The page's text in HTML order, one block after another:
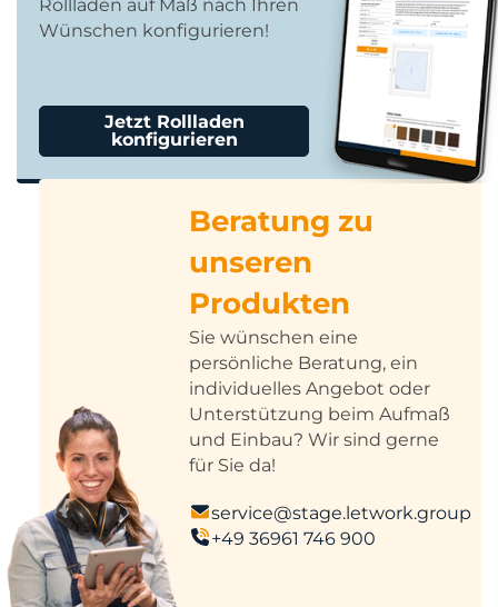
Rollläden auf Maß nach Ihren
Wünschen konfigurieren!
Jetzt Rollladen
konfigurieren
Beratung zu
unseren
Produkten
Sie wünschen eine
persönliche Beratung, ein
individuelles Angebot oder
Unterstützung beim Aufmaß
und Einbau? Wir sind gerne
für Sie da!
service@stage.letwork.group
+49 36961 746 900